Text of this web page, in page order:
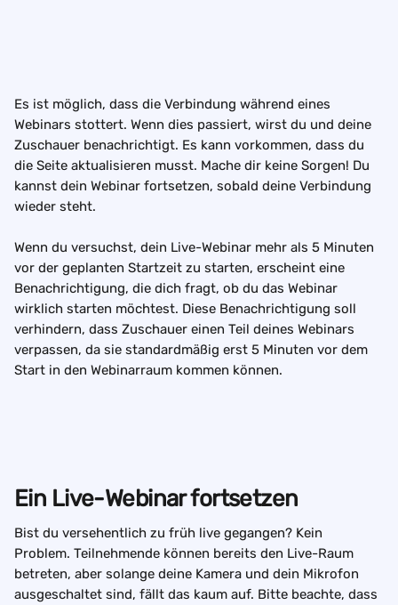
Es ist möglich, dass die Verbindung während eines
Webinars stottert. Wenn dies passiert, wirst du und deine
Zuschauer benachrichtigt. Es kann vorkommen, dass du
die Seite aktualisieren musst. Mache dir keine Sorgen! Du
kannst dein Webinar fortsetzen, sobald deine Verbindung
wieder steht.
Wenn du versuchst, dein Live-Webinar mehr als 5 Minuten
vor der geplanten Startzeit zu starten, erscheint eine
Benachrichtigung, die dich fragt, ob du das Webinar
wirklich starten möchtest. Diese Benachrichtigung soll
verhindern, dass Zuschauer einen Teil deines Webinars
verpassen, da sie standardmäßig erst 5 Minuten vor dem
Start in den Webinarraum kommen können.
Ein Live-Webinar fortsetzen
Bist du versehentlich zu früh live gegangen? Kein
Problem. Teilnehmende können bereits den Live-Raum
betreten, aber solange deine Kamera und dein Mikrofon
ausgeschaltet sind, fällt das kaum auf. Bitte beachte, dass